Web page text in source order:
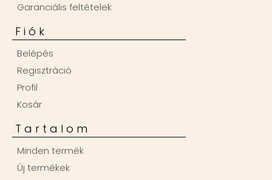
Garanciális feltételek
Fiók
Belépés
Regisztráció
Profil
Kosár
Tartalom
Minden termék
Új termékek